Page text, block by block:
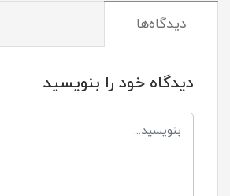
دیدگاه‌ها
دیدگاه خود را بنویسید